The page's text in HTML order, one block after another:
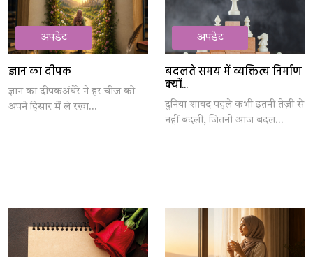
अपडेट
ज्ञान का दीपक
ज्ञान का दीपकअंधेरे ने हर चीज को
अपने हिसार में ले रखा...
अपडेट
बदलते समय में व्यक्तित्व निर्माण
क्यों...
दुनिया शायद पहले कभी इतनी तेज़ी से
नहीं बदली, जितनी आज बदल...